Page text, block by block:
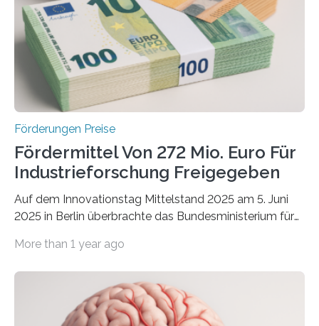
Förderungen Preise
Fördermittel Von 272 Mio. Euro Für
Industrieforschung Freigegeben
Auf dem Innovationstag Mittelstand 2025 am 5. Juni
2025 in Berlin überbrachte das Bundesministerium für
Überplanmäßige Verpflichtungsermächtigungen in
Woche vom Haushaltsausschuss freigegeben – unter
anderem zur Unterstützung der
Industrieforschungsprogramme Industrielle
More than 1 year ago